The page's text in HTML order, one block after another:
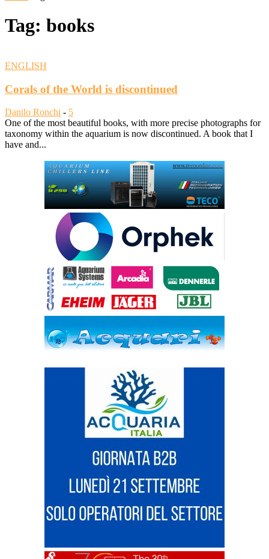
Tag: books
ENGLISH
Corals of the World is discontinued
Danilo Ronchi - 5
One of the most beautiful books, with more precise photographs for
taxonomy within the aquarium is now discontinued. A book that I
have and...